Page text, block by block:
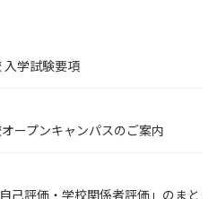
入学試験要項
ープンキャンパスのご案内
己評価・学校関係者評価」のまと